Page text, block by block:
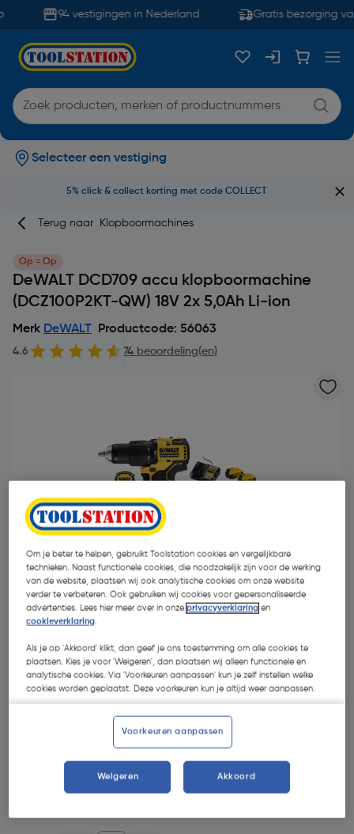
94 vestigingen in Nederland Gratis bezorging
Selecteer een vestiging
5% click & collect korting met code COLLECT
Terug naar Klopboormachines
Op = Op
DeWALT DCD709 accu klopboormachine
(DCZ100P2KT-QW) 18V 2x 5,0Ah Li-ion
Merk DeWALT Productcode: 56063
4.6 74 beoordeling(en)
€ 239,00| Excl. btw € 197,52
Selecteer winkel - Bekijk voorraadniveaus en haal binnen 10
Om je beter te helpen, gebruikt Toolstation cookies en vergelijkbare
technieken. Naast functionele cookies, die noodzakelijk zijn voor de werking
van de website, plaatsen wij ook analytische cookies om onze website
verder te verbeteren. Ook gebruiken wij cookies voor gepersonaliseerde
advertenties. Lees hier meer over in onzeprivacyverklaring en
cookieverklaring.
Als je op 'Akkoord' klikt, dan geef je ons toestemming om alle cookies te
plaatsen. Kies je voor 'Weigeren', dan plaatsen wij alleen functionele en
analytische cookies. Via 'Voorkeuren aanpassen' kun je zelf instellen welke
cookies worden geplaatst. Deze voorkeuren kun je altijd weer aanpassen.
Voorkeuren aanpassen
Weigeren Akkoord